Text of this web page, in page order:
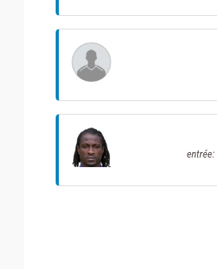
entrée: